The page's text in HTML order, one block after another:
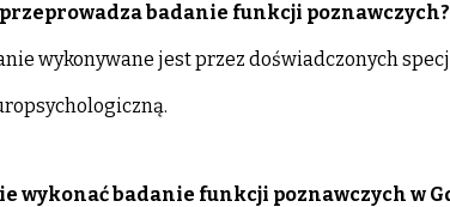
badanie funkcji poznawczych?
wykonywane jest przez doświadczonych
wykonać badanie funkcji poznawczych w